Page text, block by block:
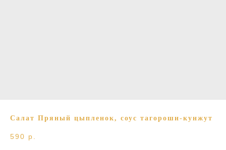
Салат Пряный цыпленок, соус тагороши-кунжут
590 р.